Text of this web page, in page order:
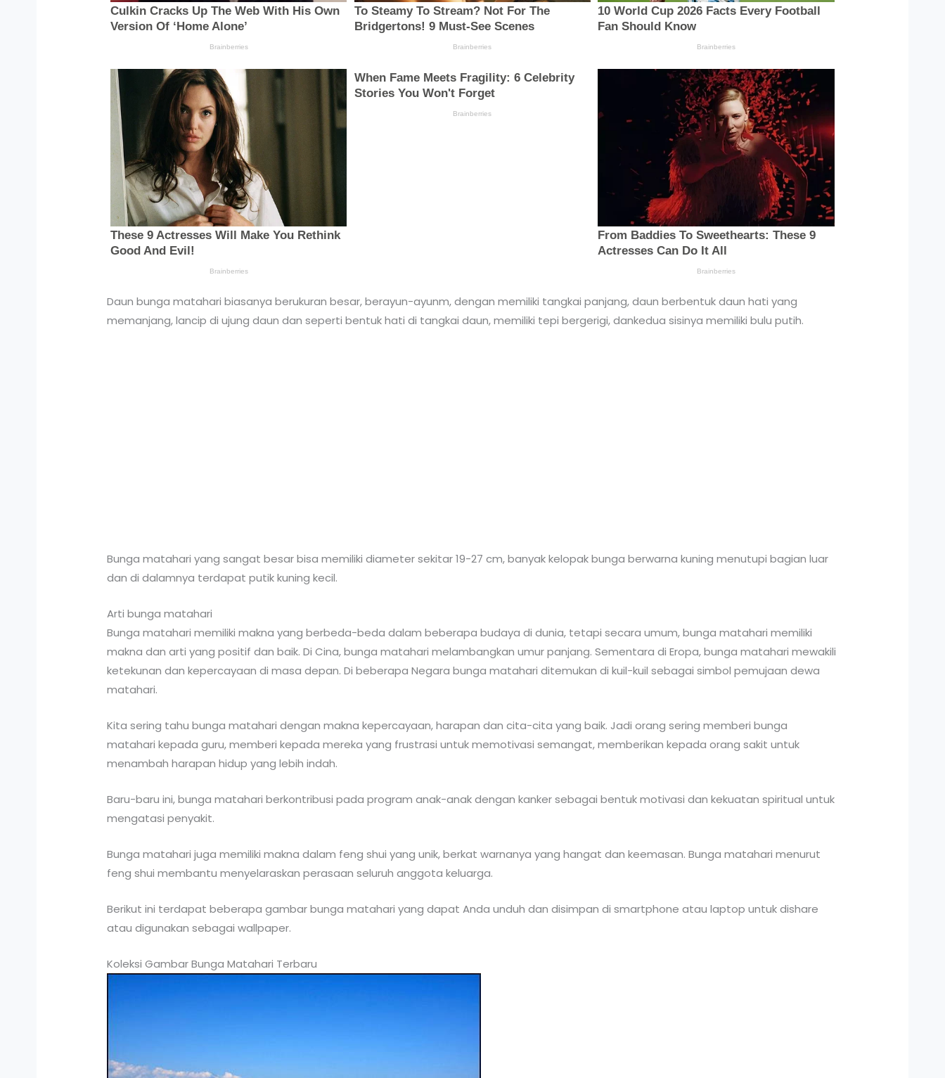
Daun bunga matahari biasanya berukuran besar, berayun-ayunm, dengan memiliki tangkai panjang, daun berbentuk daun hati yang
memanjang, lancip di ujung daun dan seperti bentuk hati di tangkai daun, memiliki tepi bergerigi, dankedua sisinya memiliki bulu putih.
Bunga matahari yang sangat besar bisa memiliki diameter sekitar 19-27 cm, banyak kelopak bunga berwarna kuning menutupi bagian luar
dan di dalamnya terdapat putik kuning kecil.
Arti bunga matahari
Bunga matahari memiliki makna yang berbeda-beda dalam beberapa budaya di dunia, tetapi secara umum, bunga matahari memiliki
makna dan arti yang positif dan baik. Di Cina, bunga matahari melambangkan umur panjang. Sementara di Eropa, bunga matahari mewakili
ketekunan dan kepercayaan di masa depan. Di beberapa Negara bunga matahari ditemukan di kuil-kuil sebagai simbol pemujaan dewa
matahari.
Kita sering tahu bunga matahari dengan makna kepercayaan, harapan dan cita-cita yang baik. Jadi orang sering memberi bunga
matahari kepada guru, memberi kepada mereka yang frustrasi untuk memotivasi semangat, memberikan kepada orang sakit untuk
menambah harapan hidup yang lebih indah.
Baru-baru ini, bunga matahari berkontribusi pada program anak-anak dengan kanker sebagai bentuk motivasi dan kekuatan spiritual untuk
mengatasi penyakit.
Bunga matahari juga memiliki makna dalam feng shui yang unik, berkat warnanya yang hangat dan keemasan. Bunga matahari menurut
feng shui membantu menyelaraskan perasaan seluruh anggota keluarga.
Berikut ini terdapat beberapa gambar bunga matahari yang dapat Anda unduh dan disimpan di smartphone atau laptop untuk dishare
atau digunakan sebagai wallpaper.
Koleksi Gambar Bunga Matahari Terbaru